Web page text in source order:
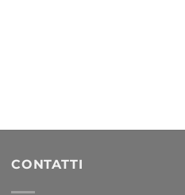
CONTATTI